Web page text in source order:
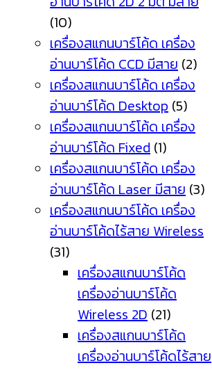
(10)
เครื่องสแกนบาร์โค้ด เครื่อง
อ่านบาร์โค้ด CCD มีสาย (2)
เครื่องสแกนบาร์โค้ด เครื่อง
อ่านบาร์โค้ด Desktop (5)
เครื่องสแกนบาร์โค้ด เครื่อง
อ่านบาร์โค้ด Fixed (1)
เครื่องสแกนบาร์โค้ด เครื่อง
อ่านบาร์โค้ด Laser มีสาย (3)
เครื่องสแกนบาร์โค้ด เครื่อง
อ่านบาร์โค้ดไร้สาย Wireless
(31)
เครื่องสแกนบาร์โค้ด
เครื่องอ่านบาร์โค้ด
Wireless 2D (21)
เครื่องสแกนบาร์โค้ด
เครื่องอ่านบาร์โค้ดไร้สาย